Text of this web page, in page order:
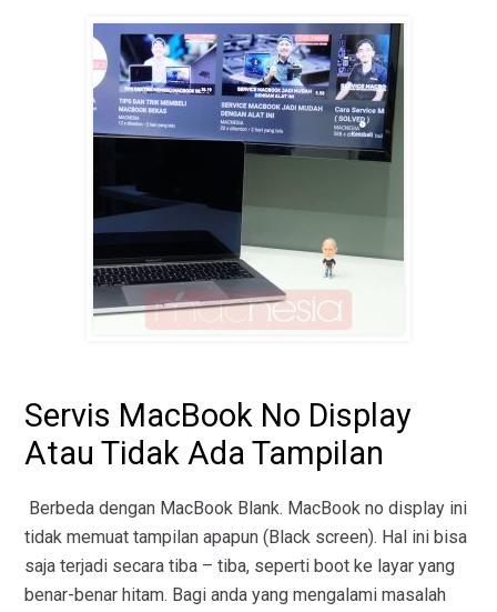
Servis MacBook No Display
Atau Tidak Ada Tampilan
Berbeda dengan MacBook Blank. MacBook no display ini
tidak memuat tampilan apapun (Black screen). Hal ini bisa
saja terjadi secara tiba – tiba, seperti boot ke layar yang
benar-benar hitam. Bagi anda yang mengalami masalah